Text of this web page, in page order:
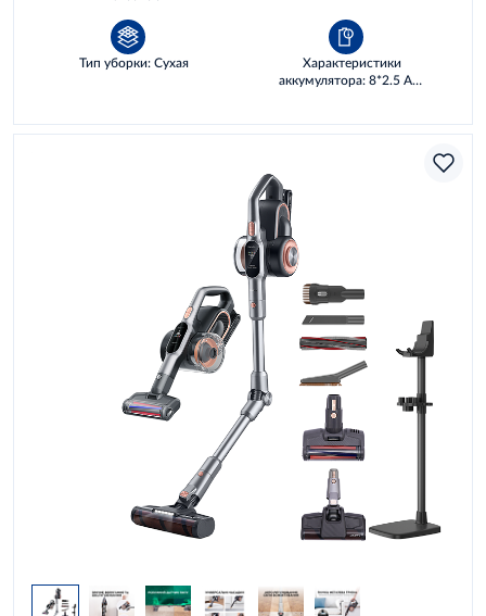
Тип уборки: Сухая
Характеристики
аккумулятора: 8*2.5 AH,